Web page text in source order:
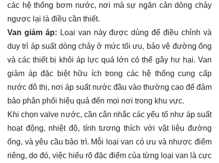
các hệ thống bơm nước, nơi mà sự ngăn cản dòng chảy
ngược lại là điều cần thiết.
Van giảm áp: Loại van này được dùng để điều chỉnh và
duy trì áp suất dòng chảy ở mức tối ưu, bảo vệ đường ống
và các thiết bị khỏi áp lực quá lớn có thể gây hư hại. Van
giảm áp đặc biệt hữu ích trong các hệ thống cung cấp
nước đô thị, nơi áp suất nước đầu vào thường cao để đảm
bảo phân phối hiệu quả đến mọi nơi trong khu vực.
Khi chọn valve nước, cần cân nhắc các yếu tố như áp suất
hoạt động, nhiệt độ, tính tương thích với vật liệu đường
ống, và yêu cầu bảo trì. Mỗi loại van có ưu và nhược điểm
riêng, do đó, việc hiểu rõ đặc điểm của từng loại van là cực